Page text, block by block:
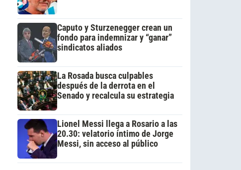
Caputo y Sturzenegger crean un
fondo para indemnizar y “ganar”
sindicatos aliados
La Rosada busca culpables
después de la derrota en el
Senado y recalcula su estrategia
Lionel Messi llega a Rosario a las
20.30: velatorio íntimo de Jorge
Messi, sin acceso al público